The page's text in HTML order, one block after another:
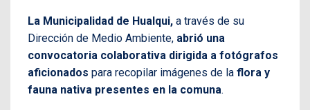
La Municipalidad de Hualqui, a través de su
Dirección de Medio Ambiente, abrió una
convocatoria colaborativa dirigida a fotógrafos
aficionados para recopilar imágenes de la flora y
fauna nativa presentes en la comuna.